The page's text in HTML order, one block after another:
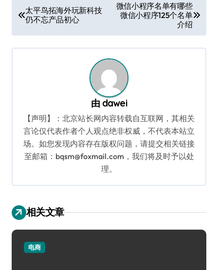
章
导
航
太平鸟拓海外玩新科技
仍不忘产品初心
微信小程序名单有哪些
微信小程序125个名单
介绍
由 dawei
【声明】：北京站长网内容转载自互联网，其相关
言论仅代表作者个人观点绝非权威，不代表本站立
场。如您发现内容存在版权问题，请提交相关链接
至邮箱：bqsm@foxmail.com，我们将及时予以处
理。
相关文章
电商